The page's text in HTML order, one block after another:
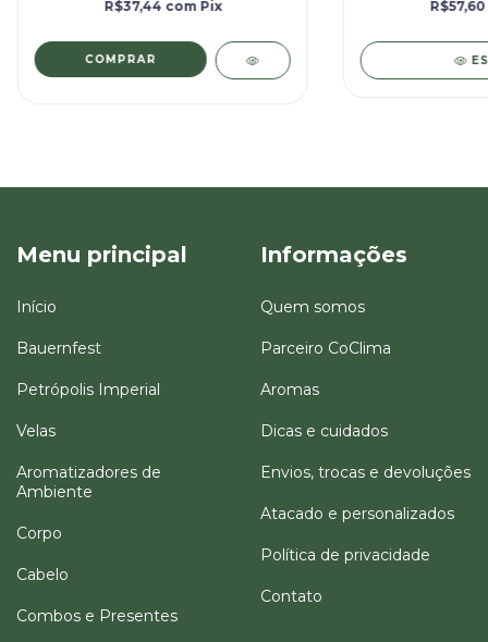
R$37,44 com Pix R$57,60
Menu principal
Início
Bauernfest
Petrópolis Imperial
Velas
Aromatizadores de
Ambiente
Corpo
Cabelo
Combos e Presentes
Informações
Quem somos
Parceiro CoClima
Aromas
Dicas e cuidados
Envios, trocas e devoluções
Atacado e personalizados
Política de privacidade
Contato